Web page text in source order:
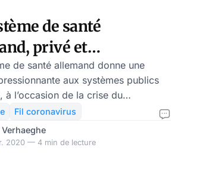
russe. Et en particulier, des raison
de santé
privé et
fait beaucoup
que les systèmes
français et anglais
de santé allemand donne une
aux systèmes publics
à l’occasion de la crise du
Non seulement, la stratégie
de dépistage, très anticipée, a
efficacement la
comment un service public est,
Fil coronavirus
2020 — 4 min de lecture